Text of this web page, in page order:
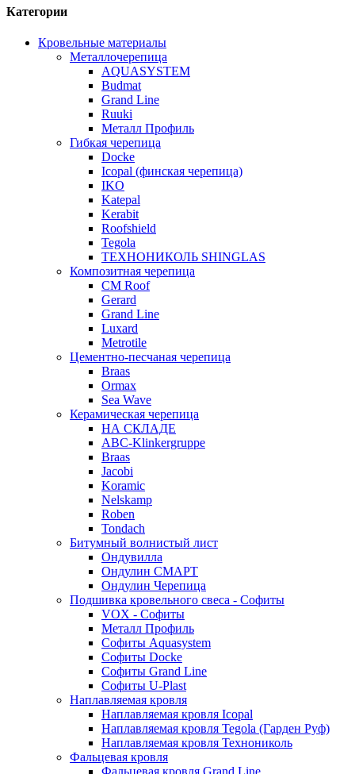
Категории
Кровельные материалы
Металлочерепица
AQUASYSTEM
Budmat
Grand Line
Ruuki
Металл Профиль
Гибкая черепица
Docke
Icopal (финская черепица)
IKO
Katepal
Kerabit
Roofshield
Tegola
ТЕХНОНИКОЛЬ SHINGLAS
Композитная черепица
CM Roof
Gerard
Grand Line
Luxard
Metrotile
Цементно-песчаная черепица
Braas
Ormax
Sea Wave
Керамическая черепица
НА СКЛАДЕ
ABC-Klinkergruppe
Braas
Jacobi
Koramic
Nelskamp
Roben
Tondach
Битумный волнистый лист
Ондувилла
Ондулин СМАРТ
Ондулин Черепица
Подшивка кровельного свеса - Софиты
VOX - Софиты
Металл Профиль
Софиты Aquasystem
Софиты Docke
Софиты Grand Line
Софиты U-Plast
Наплавляемая кровля
Наплавляемая кровля Icopal
Наплавляемая кровля Tegola (Гарден Руф)
Наплавляемая кровля Технониколь
Фальцевая кровля